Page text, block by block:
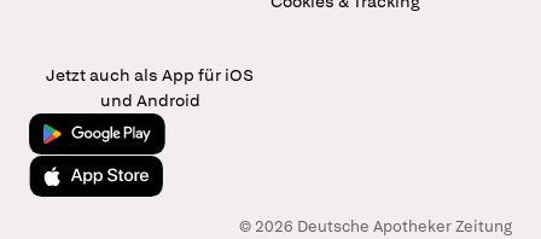
Jetzt auch als App für iOS
und Android
Jetzt bei Google Play
Laden im App Store
© 2026 Deutsche Apotheker Zeitung